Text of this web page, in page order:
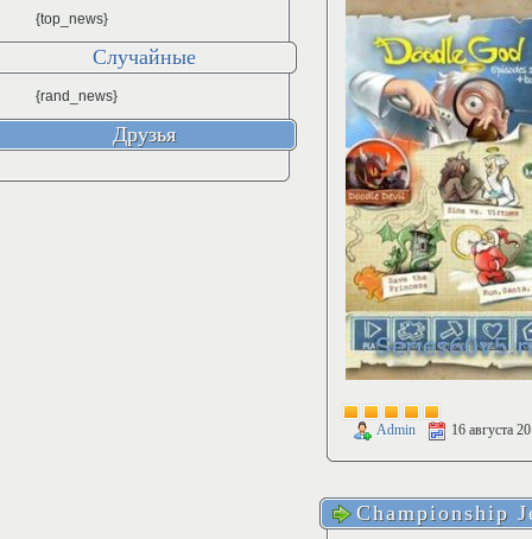
Admin 16 августа
Championship
{top_news}
Случайные
{rand_news}
Друзья